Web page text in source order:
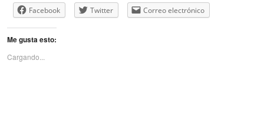
Facebook Twitter Correo electrónico
Me gusta esto:
Cargando...